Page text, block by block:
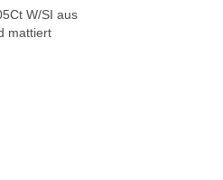
W/SI aus
mattiert